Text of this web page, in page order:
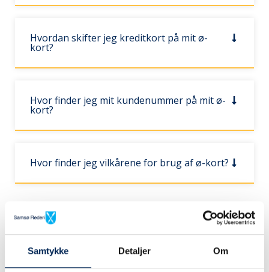
Samtykke Detaljer Om
Hvordan skifter jeg kreditkort på mit ø-
kort?
Hvor finder jeg mit kundenummer på mit ø-
kort?
Hvor finder jeg vilkårene for brug af ø-kort?
Fritidssamsing-aftale - bil